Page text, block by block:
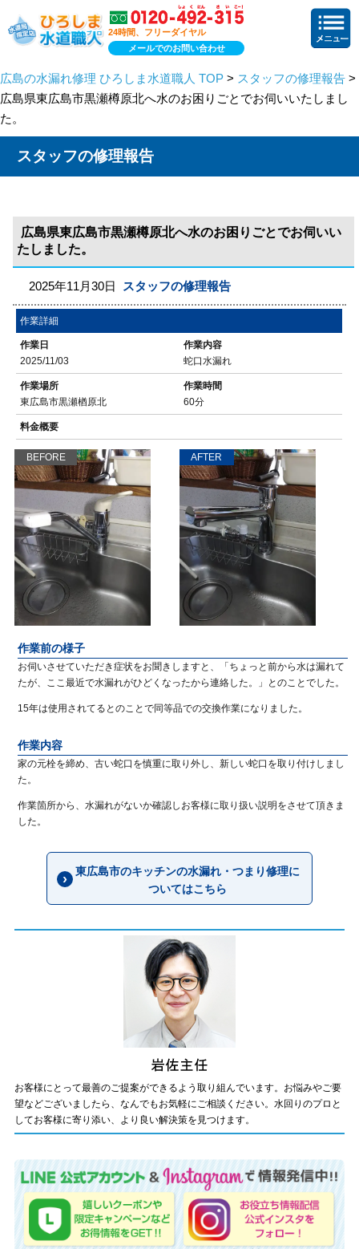
24時間、フリーダイヤル
メールでのお問い合わせ
広島の水漏れ修理 ひろしま水道職人 TOP > スタッフの修理報告 >
広島県東広島市黒瀬樽原北へ水のお困りごとでお伺いいたしまし
た。
スタッフの修理報告
広島県東広島市黒瀬樽原北へ水のお困りごとでお伺いい
たしました。
2025年11月30日 スタッフの修理報告
作業詳細
作業日
2025/11/03
作業内容
蛇口水漏れ
作業場所
東広島市黒瀬楢原北
作業時間
60分
料金概要
BEFORE AFTER
作業前の様子
お伺いさせていただき症状をお聞きしますと、「ちょっと前から水は漏れて
たが、ここ最近で水漏れがひどくなったから連絡した。」とのことでした。
15年は使用されてるとのことで同等品での交換作業になりました。
作業内容
家の元栓を締め、古い蛇口を慎重に取り外し、新しい蛇口を取り付けしまし
た。
作業箇所から、水漏れがないか確認しお客様に取り扱い説明をさせて頂きま
した。
東広島市のキッチンの水漏れ・つまり修理に
ついてはこちら
お客様にとって最善のご提案ができるよう取り組んでいます。お悩みやご要
望などございましたら、なんでもお気軽にご相談ください。水回りのプロと
してお客様に寄り添い、より良い解決策を見つけます。